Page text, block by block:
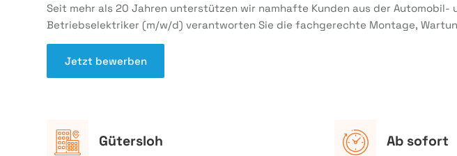
Seit mehr als 20 Jahren unterstützen wir namhafte Kunden aus der
Betriebselektriker (m/w/d) verantworten Sie die fachgerechte Montage,
Jetzt bewerben
Gütersloh Ab sofort